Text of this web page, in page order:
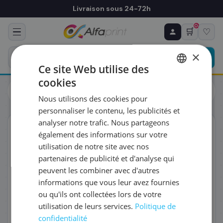
Livraison sous 24-72h
🛒
0
♡
Toutes les imprimantes
(PJ763MFIZ1)
Éco-certifié
♻ COMMANDE RÉCURRENTE
Prévoyez & économisez
Programmez votre prochain achat — notre équipe
vous prépare un devis personnalisé
RÉFÉRENCE DU PRODUIT
FRÉQUENCE
QUANTITÉ PAR LIVRAISON
DATE DE PREMIÈRE LIVRAISON SOUHAITÉE
×
Ce site Web utilise des
cookies
Nous utilisons des cookies pour
personnaliser le contenu, les publicités et
analyser notre trafic. Nous partageons
également des informations sur votre
utilisation de notre site avec nos
partenaires de publicité et d'analyse qui
peuvent les combiner avec d'autres
informations que vous leur avez fournies
ou qu'ils ont collectées lors de votre
utilisation de leurs services. Politique de
confidentialité